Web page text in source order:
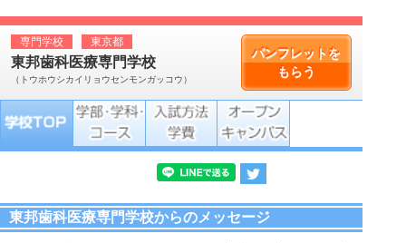
パンフレットを
もらう
専門学校 東京都
東邦歯科医療専門学校
（トウホウシカイリョウセンモンガッコウ）
東邦歯科医療専門学校からのメッセージ